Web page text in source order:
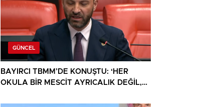
GÜNCEL
BAYIRCI TBMM’DE KONUŞTU: ‘HER
OKULA BİR MESCİT AYRICALIK DEĞİL,